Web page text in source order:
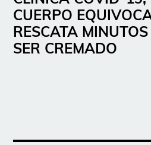
CUERPO
RESCATA
SER CREMADO